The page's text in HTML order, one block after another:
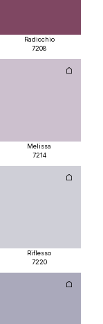
Radicchio
7208
Melissa
7214
Riflesso
7220